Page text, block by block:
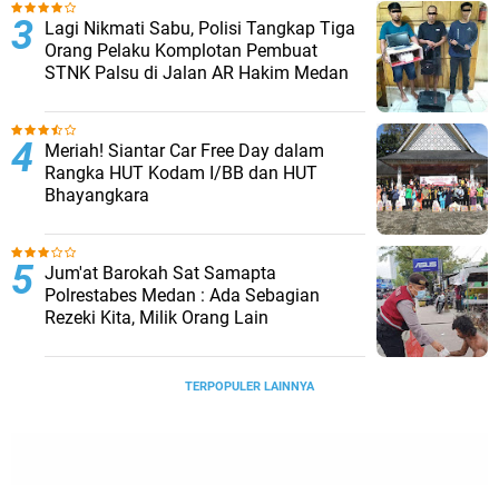
Lagi Nikmati Sabu, Polisi Tangkap Tiga
Orang Pelaku Komplotan Pembuat
STNK Palsu di Jalan AR Hakim Medan
Meriah! Siantar Car Free Day dalam
Rangka HUT Kodam I/BB dan HUT
Bhayangkara
Jum'at Barokah Sat Samapta
Polrestabes Medan : Ada Sebagian
Rezeki Kita, Milik Orang Lain
TERPOPULER LAINNYA